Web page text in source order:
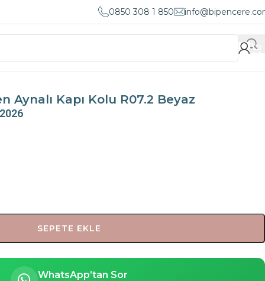
0850 308 1 850
Aynalı Kapı Kolu R07.2 Beyaz
SEPETE EKLE
WhatsApp’tan Sor